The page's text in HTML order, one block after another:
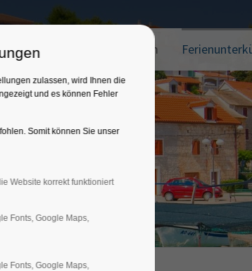
Gruppenprogramm
zulassen, wird Ihnen die
und es können Fehler
Somit können Sie unser
Website korrekt funktioniert
Fonts, Google Maps,
Fonts, Google Maps,